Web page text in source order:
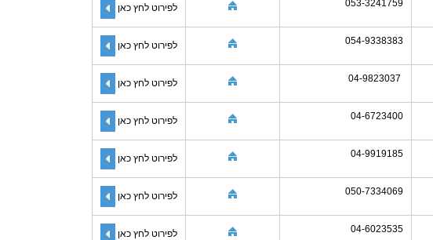
053-3241759 לפירוט לחץ כאן
054-9338383 לפירוט לחץ כאן
לפירוט לחץ כאן
04-6723400 לפירוט לחץ כאן
04-9919185 לפירוט לחץ כאן
050-7334069 לפירוט לחץ כאן
04-6023535 לפירוט לחץ כאן